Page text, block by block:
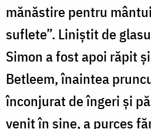
mănăstire pentru
suflete”. Liniștit de
Simon a fost apoi răpit
Betleem, înaintea
înconjurat de îngeri și
venit în sine, a purces